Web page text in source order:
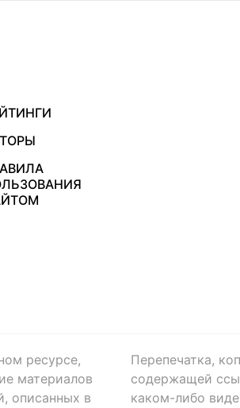
ресурсе,
материалов
описанных в
Перепечатка,
содержащей
каком-либо